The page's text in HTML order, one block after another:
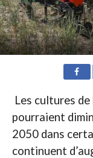
Les cultures
pourraient
2050 dans
continuent